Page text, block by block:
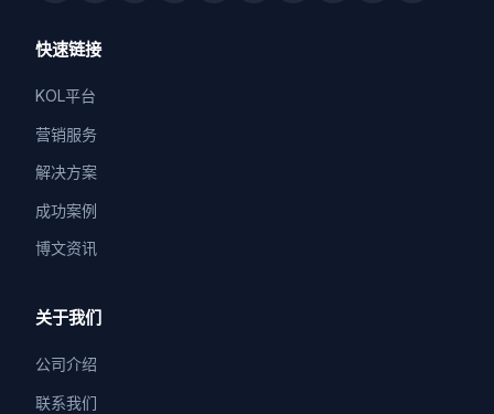
快速链接
KOL平台
营销服务
解决方案
成功案例
博文资讯
关于我们
公司介绍
联系我们